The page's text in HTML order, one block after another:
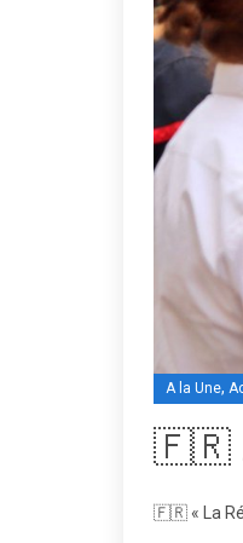
A la Une,
🇫🇷
🇫🇷 « La